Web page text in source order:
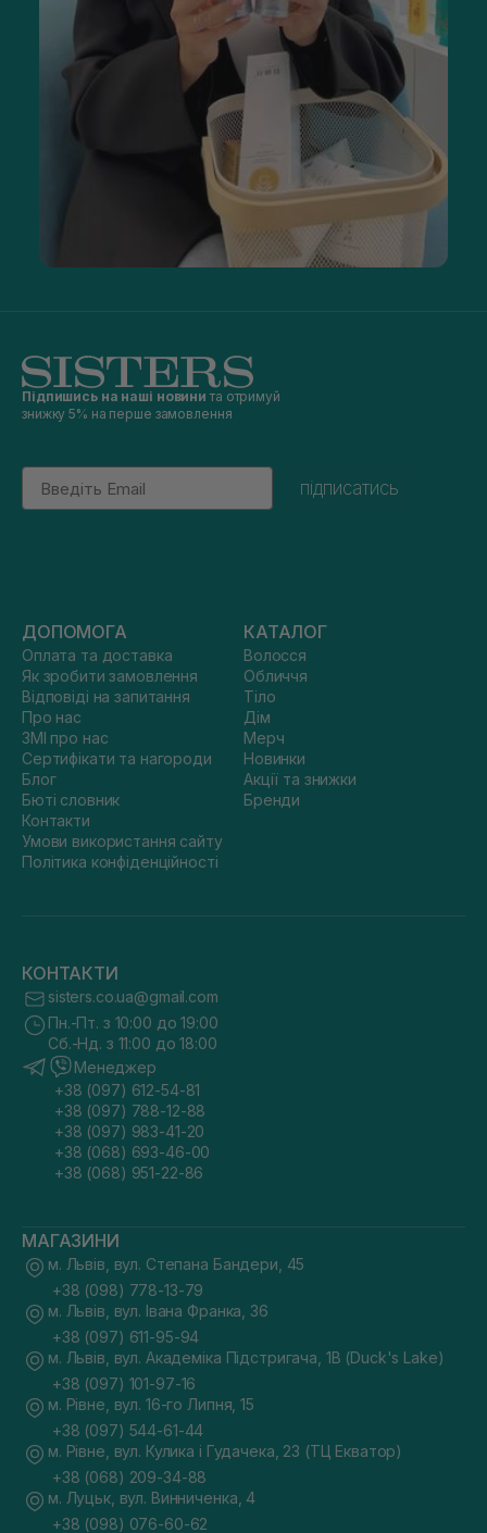
Підпишись на наші новини та отримуй
знижку 5% на перше замовлення
Email
підписатись
ДОПОМОГА
Оплата та доставка
Як зробити замовлення
Відповіді на запитання
Про нас
ЗМІ про нас
Сертифікати та нагороди
Блог
Бюті словник
Контакти
Умови використання сайту
Політика конфіденційності
КАТАЛОГ
Волосся
Обличчя
Тіло
Дім
Мерч
Новинки
Акції та знижки
Бренди
КОНТАКТИ
sisters.co.ua@gmail.com
Пн.-Пт. з 10:00 до 19:00
Сб.-Нд. з 11:00 до 18:00
Менеджер
+38 (097) 612-54-81
+38 (097) 788-12-88
+38 (097) 983-41-20
+38 (068) 693-46-00
+38 (068) 951-22-86
МАГАЗИНИ
м. Львів, вул. Степана Бандери, 45
+38 (098) 778-13-79
м. Львів, вул. Івана Франка, 36
+38 (097) 611-95-94
м. Львів, вул. Академіка Підстригача, 1В (Duck's Lake)
+38 (097) 101-97-16
м. Рівне, вул. 16-го Липня, 15
+38 (097) 544-61-44
м. Рівне, вул. Кулика і Гудачека, 23 (ТЦ Екватор)
+38 (068) 209-34-88
м. Луцьк, вул. Винниченка, 4
+38 (098) 076-60-62